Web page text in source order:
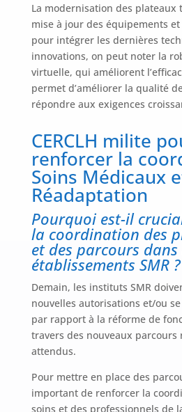
La modernisation des plateaux
mise à jour des équipements
pour intégrer les dernières
innovations, on peut noter la
virtuelle, qui améliorent
permet d’améliorer la qualité
répondre aux exigences
CERCLH milite
renforcer la
Soins Médicaux
Réadaptation
Pourquoi est-il
la coordination des
et des parcours dans
établissements SMR ?
Demain, les instituts SMR
nouvelles autorisations et/ou
par rapport à la réforme de
travers des nouveaux parcours
attendus.
Pour mettre en place des
important de renforcer la
soins et des professionnels de